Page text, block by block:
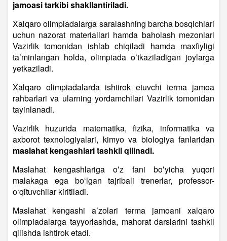
jamoasi tarkibi shakllantiriladi.
Xalqaro olimpiadalarga saralashning barcha bosqichlari
uchun nazorat materiallari hamda baholash mezonlari
Vazirlik tomonidan ishlab chiqiladi hamda maxfiyligi
taʼminlangan holda, olimpiada oʻtkaziladigan joylarga
yetkaziladi.
Xalqaro olimpiadalarda ishtirok etuvchi terma jamoa
rahbarlari va ularning yordamchilari Vazirlik tomonidan
tayinlanadi.
Vazirlik huzurida matematika, fizika, informatika va
axborot texnologiyalari, kimyo va biologiya fanlaridan
maslahat kengashlari tashkil qilinadi.
Maslahat kengashlariga oʻz fani boʻyicha yuqori
malakaga ega boʻlgan tajribali trenerlar, professor-
oʻqituvchilar kiritiladi.
Maslahat kengashi aʼzolari terma jamoani xalqaro
olimpiadalarga tayyorlashda, mahorat darslarini tashkil
qilishda ishtirok etadi.